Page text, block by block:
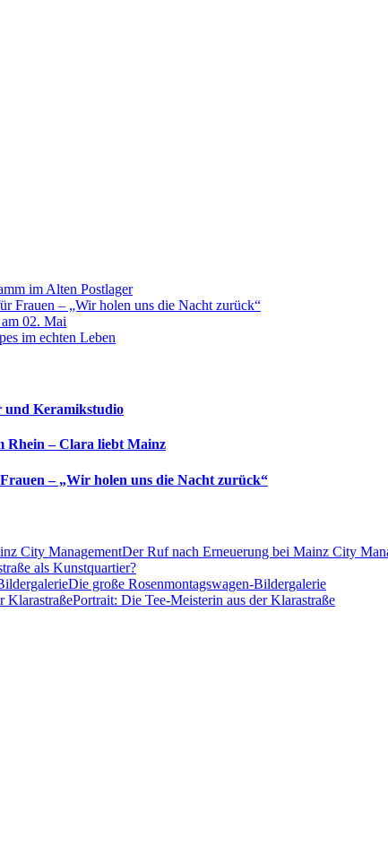
im Alten Postlager
Frauen – „Wir holen uns die Nacht zurück“
02. Mai
im echten Leben
und Keramikstudio
Rhein – Clara liebt Mainz
– „Wir holen uns die Nacht zurück“
Der Ruf nach Erneuerung bei Mainz City
als Kunstquartier?
Die große Rosenmontagswagen-Bildergalerie
Portrait: Die Tee-Meisterin aus der Klarastraße